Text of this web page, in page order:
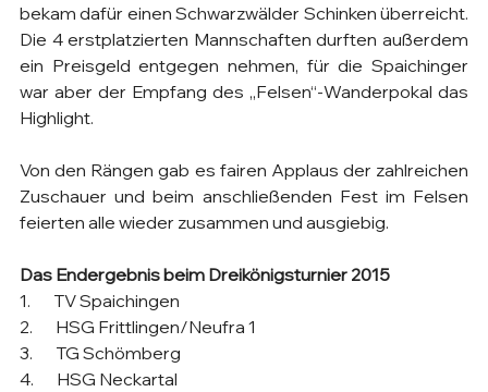
bekam dafür einen Schwarzwälder Schinken überreicht.
Die 4 erstplatzierten Mannschaften durften außerdem
ein Preisgeld entgegen nehmen, für die Spaichinger
war aber der Empfang des „Felsen“-Wanderpokal das
Highlight.
Von den Rängen gab es fairen Applaus der zahlreichen
Zuschauer und beim anschließenden Fest im Felsen
feierten alle wieder zusammen und ausgiebig.
Das Endergebnis beim Dreikönigsturnier 2015
1.       TV Spaichingen
2.       HSG Frittlingen/Neufra 1
3.       TG Schömberg
4.       HSG Neckartal